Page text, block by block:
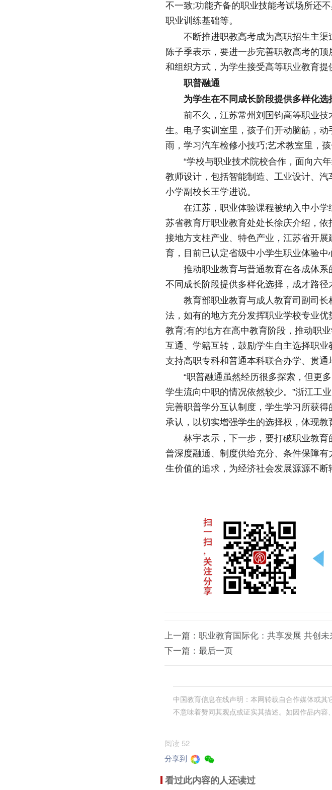
不一致;功能齐备的职业技能考试场所还
职业训练基础等。
不断推进职教高考成为高职招生主渠
陈子季表示，要进一步完善职教高考的顶
和组织方式，为学生接受高等职业教育提
职普融通
为学生在不同成长阶段提供多样化选
前不久，江苏常州刘国钧高等职业技
生。电子实训室里，孩子们开动脑筋，
雨，学习汽车检修小技巧;艺术教室里，
“学校与职业技术院校合作，面向六年
教师设计，包括智能制造、工业设计、
小学副校长王学进说。
在江苏，职业体验课程被纳入中小学
苏省教育厅职业教育处处长徐庆介绍，
接地方支柱产业、特色产业，江苏省开
育，目前已认定省级中小学生职业体验中
推动职业教育与普通教育在各成体系
不同成长阶段提供多样化选择，成才路径
教育部职业教育与成人教育司副司长
法，如有的地方充分发挥职业学校专业
教育;有的地方在高中教育阶段，推动职
互通、学籍互转，鼓励学生自主选择职
支持高职专科和普通本科联合办学、贯通
“职普融通虽然经历很多探索，但更多
学生流向中职的情况依然较少。”浙江工
完善职普学分互认制度，学生学习所获
承认，以切实增强学生的选择权，体现教
林宇表示，下一步，要打破职业教育
普深度融通、制度供给充分、条件保障
生价值的追求，为经济社会发展源源不断
上一篇： 职业教育国际化：共享发展 共创未
下一篇： 最后一页
中国教育信息在线声明：本网转载自合作媒体或
不意味着赞同其观点或证实其描述。如因作品内容
阅读 52
分享到
看过此内容的人还读过